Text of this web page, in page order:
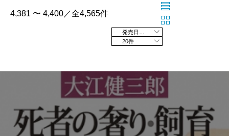
4,381 〜 4,400／全4,565件
20件